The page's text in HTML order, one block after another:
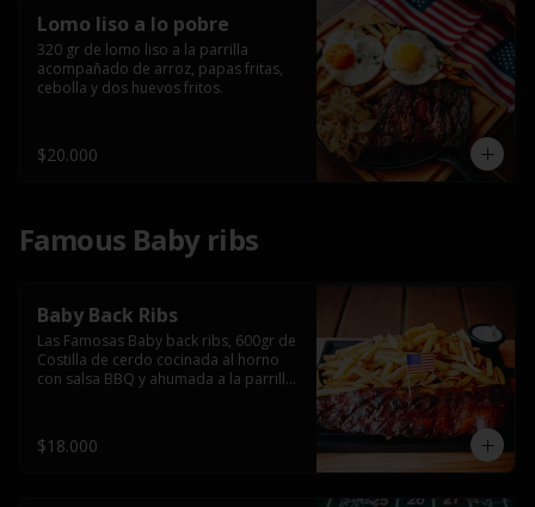
Lomo liso a lo pobre
320 gr de lomo liso a la parrilla
acompañado de arroz, papas fritas,
cebolla y dos huevos fritos.
$20.000
Famous Baby ribs
Baby Back Ribs
Las Famosas Baby back ribs, 600gr de
Costilla de cerdo cocinada al horno
con salsa BBQ y ahumada a la parrilla
$18.000